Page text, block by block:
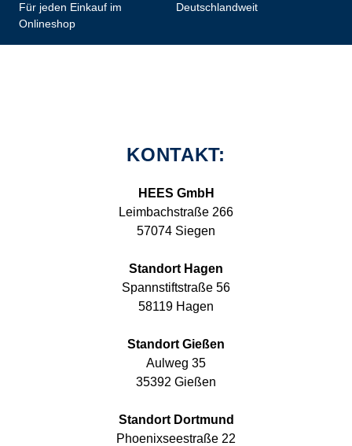
Für jeden Einkauf im
Onlineshop
Deutschlandweit
KONTAKT:
HEES GmbH
Leimbachstraße 266
57074 Siegen
Standort Hagen
Spannstiftstraße 56
58119 Hagen
Standort Gießen
Aulweg 35
35392 Gießen
Standort Dortmund
Phoenixseestraße 22